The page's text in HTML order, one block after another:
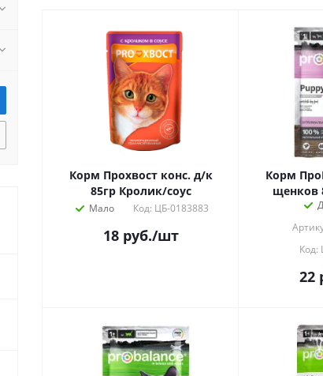
Корм Прохвост конс. д/к
85гр Кролик/соус
Мало Код: ЦБ-0183883
18руб./шт
Корм
щенков
Код:
22